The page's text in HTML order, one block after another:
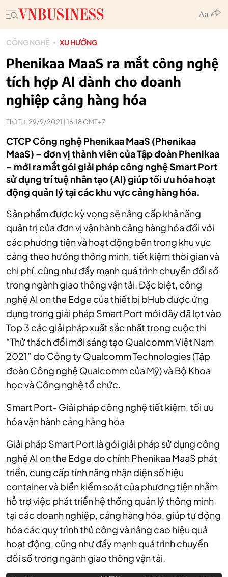
CÔNG NGHỆ XU HƯỚNG
Phenikaa MaaS ra mắt công nghệ
tích hợp AI dành cho doanh
nghiệp cảng hàng hóa
Thứ Tư, 29/9/2021 | 16:18 GMT+7
CTCP Công nghệ Phenikaa MaaS (Phenikaa
MaaS) – đơn vị thành viên của Tập đoàn Phenikaa
– mới ra mắt gói giải pháp công nghệ Smart Port
sử dụng trí tuệ nhân tạo (AI) giúp tối ưu hóa hoạt
động quản lý tại các khu vực cảng hàng hóa.
Sản phẩm được kỳ vọng sẽ nâng cấp khả năng
quản trị của đơn vị vận hành cảng hàng hóa đối với
các phương tiện và hoạt động bên trong khu vực
cảng theo hướng thông minh, tiết kiệm thời gian và
chi phí, cũng như đẩy mạnh quá trình chuyển đổi số
trong ngành giao thông vận tải. Đặc biệt, công
nghệ AI on the Edge của thiết bị bHub được ứng
dụng trong giải pháp Smart Port mới đây đã lọt vào
Top 3 các giải pháp xuất sắc nhất trong cuộc thi
“Thử thách đổi mới sáng tạo Qualcomm Việt Nam
2021” do Công ty Qualcomm Technologies (Tập
đoàn Công nghệ Qualcomm của Mỹ) và Bộ Khoa
học và Công nghệ tổ chức.
Smart Port- Giải pháp công nghệ tiết kiệm, tối ưu
hóa vận hành cảng hàng hóa
Giải pháp Smart Port là gói giải pháp sử dụng công
nghệ AI on the Edge do chính Phenikaa MaaS phát
triển, cung cấp tính năng nhận diện số hiệu
container và biển kiểm soát của phương tiện nhằm
hỗ trợ việc phát triển hệ thống quản lý thông minh
tại các doanh nghiệp, cảng hàng hóa, giúp tự động
hóa các quy trình thủ công và nâng cao hiệu quả
hoạt động, cũng như đẩy mạnh quá trình chuyển
đổi số trong ngành giao thông vận tải.